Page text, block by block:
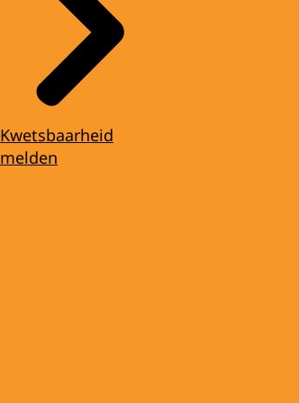
Kwetsbaarheid
melden